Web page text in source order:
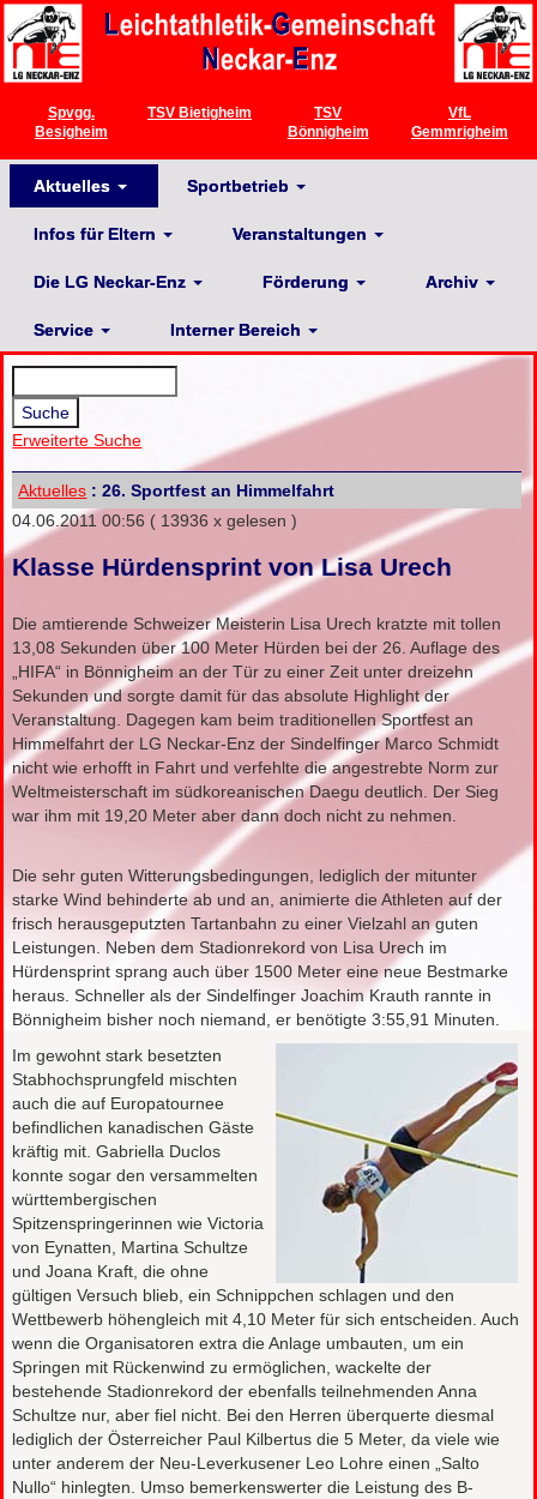
Spvgg.
Besigheim
TSV Bietigheim
TSV
Bönnigheim
VfL
Gemmrigheim
Aktuelles Sportbetrieb
Infos für Eltern Veranstaltungen
Die LG Neckar-Enz Förderung Archiv
Service Interner Bereich
Erweiterte Suche
Aktuelles : 26. Sportfest an Himmelfahrt
04.06.2011 00:56 ( 13936 x gelesen )
Klasse Hürdensprint von Lisa Urech
Die amtierende Schweizer Meisterin Lisa Urech kratzte mit tollen
13,08 Sekunden über 100 Meter Hürden bei der 26. Auflage des
„HIFA“ in Bönnigheim an der Tür zu einer Zeit unter dreizehn
Sekunden und sorgte damit für das absolute Highlight der
Veranstaltung. Dagegen kam beim traditionellen Sportfest an
Himmelfahrt der LG Neckar-Enz der Sindelfinger Marco Schmidt
nicht wie erhofft in Fahrt und verfehlte die angestrebte Norm zur
Weltmeisterschaft im südkoreanischen Daegu deutlich. Der Sieg
war ihm mit 19,20 Meter aber dann doch nicht zu nehmen.
Die sehr guten Witterungsbedingungen, lediglich der mitunter
starke Wind behinderte ab und an, animierte die Athleten auf der
frisch herausgeputzten Tartanbahn zu einer Vielzahl an guten
Leistungen. Neben dem Stadionrekord von Lisa Urech im
Hürdensprint sprang auch über 1500 Meter eine neue Bestmarke
heraus. Schneller als der Sindelfinger Joachim Krauth rannte in
Bönnigheim bisher noch niemand, er benötigte 3:55,91 Minuten.
Im gewohnt stark besetzten
Stabhochsprungfeld mischten
auch die auf Europatournee
befindlichen kanadischen Gäste
kräftig mit. Gabriella Duclos
konnte sogar den versammelten
württembergischen
Spitzenspringerinnen wie Victoria
von Eynatten, Martina Schultze
und Joana Kraft, die ohne
gültigen Versuch blieb, ein Schnippchen schlagen und den
Wettbewerb höhengleich mit 4,10 Meter für sich entscheiden. Auch
wenn die Organisatoren extra die Anlage umbauten, um ein
Springen mit Rückenwind zu ermöglichen, wackelte der
bestehende Stadionrekord der ebenfalls teilnehmenden Anna
Schultze nur, aber fiel nicht. Bei den Herren überquerte diesmal
lediglich der Österreicher Paul Kilbertus die 5 Meter, da viele wie
unter anderem der Neu-Leverkusener Leo Lohre einen „Salto
Nullo“ hinlegten. Umso bemerkenswerter die Leistung des B-